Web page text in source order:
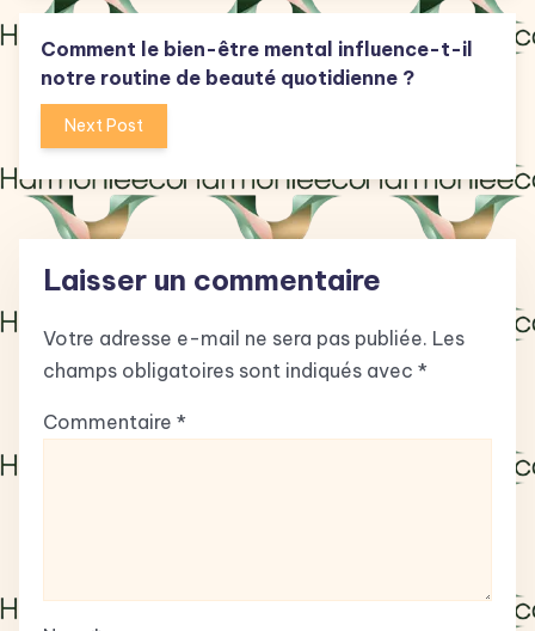
Comment le bien-être mental influence-t-il
notre routine de beauté quotidienne ?
Next Post
Laisser un commentaire
Votre adresse e-mail ne sera pas publiée. Les
champs obligatoires sont indiqués avec *
Commentaire *